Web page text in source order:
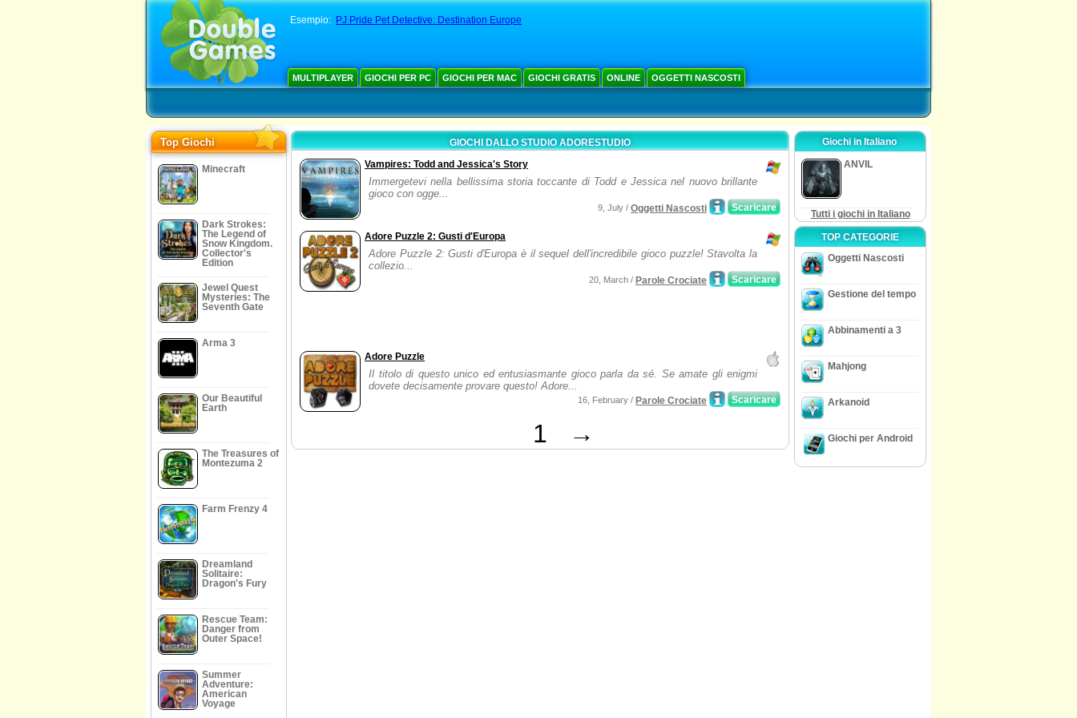
Esempio: PJ Pride Pet Detective: Destination Europe
MULTIPLAYER GIOCHI PER PC GIOCHI PER MAC GIOCHI GRATIS ONLINE OGGETTI NASCOSTI
Top Giochi
Minecraft
Dark Strokes:
The Legend of
Snow Kingdom.
Collector's
Edition
Jewel Quest
Mysteries: The
Seventh Gate
Arma 3
Our Beautiful
Earth
The Treasures of
Montezuma 2
Farm Frenzy 4
Dreamland
Solitaire:
Dragon's Fury
Rescue Team:
Danger from
Outer Space!
Summer
Adventure:
American
Voyage
GIOCHI DALLO STUDIO ADORESTUDIO
Vampires: Todd and Jessica's Story
Immergetevi nella bellissima storia toccante di Todd e Jessica nel nuovo brillante
gioco con ogge...
Scaricare
9, July / Oggetti Nascosti
Adore Puzzle 2: Gusti d'Europa
Adore Puzzle 2: Gusti d'Europa è il sequel dell'incredibile gioco puzzle! Stavolta la
collezio...
Scaricare
20, March / Parole Crociate
Adore Puzzle
Il titolo di questo unico ed entusiasmante gioco parla da sé. Se amate gli enigmi
dovete decisamente provare questo! Adore...
Scaricare
16, February / Parole Crociate
1 →
Giochi in Italiano
ANVIL
Tutti i giochi in Italiano
TOP CATEGORIE
Oggetti Nascosti
Gestione del tempo
Abbinamenti a 3
Mahjong
Arkanoid
Giochi per Android